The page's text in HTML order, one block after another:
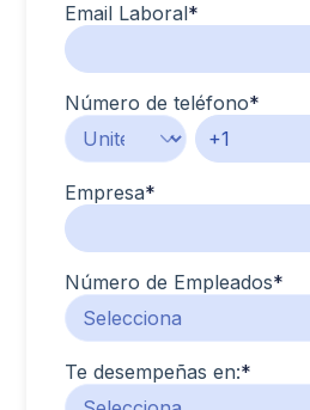
Email Laboral*
Número de teléfono*
Empresa*
Número de Empleados*
Te desempeñas en:*